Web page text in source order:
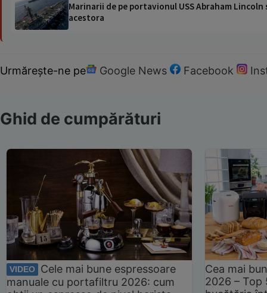
Marinarii de pe portavionul USS Abraham
acestora
Urmărește-ne pe Google News Facebook
Ghid de cumpărături
VIDEO
Cele mai bune espressoare
manuale cu portafiltru 2026: cum
Cea mai
2026 –